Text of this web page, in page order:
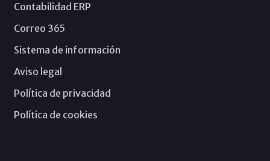
Contabilidad ERP
Correo 365
Sistema de información
Aviso legal
Política de privacidad
Política de cookies